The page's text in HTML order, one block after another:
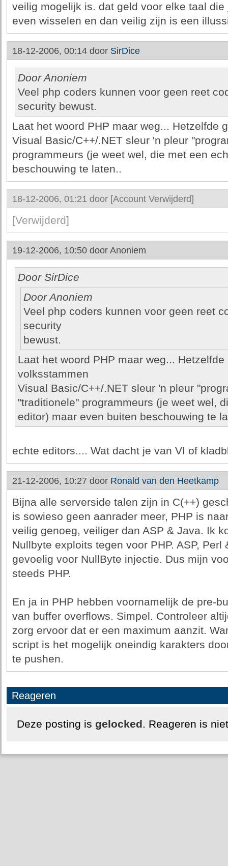
veilig mogelijk is. dat geld voor elke taal die
even wisselen en dan veilig zijn is een
18-12-2006, 00:14 door SirDice
Door Anoniem
Veel php coders kunnen voor geen reet
security bewust.
Laat het woord PHP maar weg... Hetzelfde
Visual Basic/C++/.NET sleur 'n pleur
programmeurs (je weet wel, die met een
beschouwing te laten..
18-12-2006, 01:21 door [Account Verwijderd]
[Verwijderd]
19-12-2006, 10:50 door Anoniem
Door SirDice
Door Anoniem
Veel php coders kunnen voor geen reet
security
bewust.
Laat het woord PHP maar weg...
volksstammen
Visual Basic/C++/.NET sleur 'n pleur
"traditionele" programmeurs (je weet wel,
editor) maar even buiten beschouwing te
echte editors.... Wat dacht je van VI of
21-12-2006, 10:27 door Ronald van den Heetkamp
Bijna alle serverside talen zijn in C(++)
is sowieso geen aanrader meer, PHP is
veilig genoeg, veiliger dan ASP & Java. Ik
Nullbyte exploits tegen voor PHP. ASP, Perl
gevoelig voor NullByte injectie. Dus mijn
steeds PHP.
En ja in PHP hebben voornamelijk de pre-
van buffer overflows. Simpel. Controleer
zorg ervoor dat er een maximum aanzit.
script is het mogelijk oneindig karakters
te pushen.
Reageren
Deze posting is gelocked. Reageren is